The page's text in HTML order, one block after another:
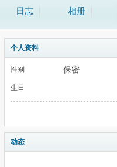
日志 相册
个人资料
性别 保密
生日
动态